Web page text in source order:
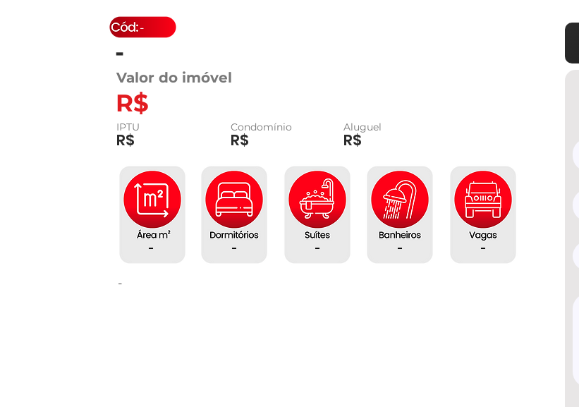
-
R$
Valor do imóvel
-
R$
IPTU
R$
Condomínio
R$
Aluguel
- -
- - -
-